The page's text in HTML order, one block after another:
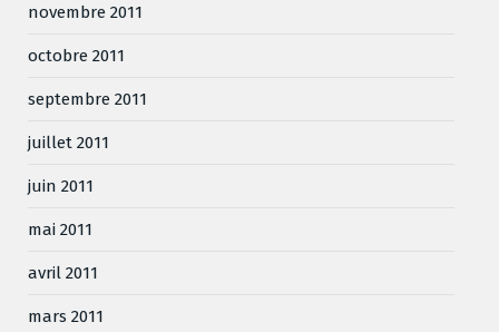
novembre 2011
octobre 2011
septembre 2011
juillet 2011
juin 2011
mai 2011
avril 2011
mars 2011